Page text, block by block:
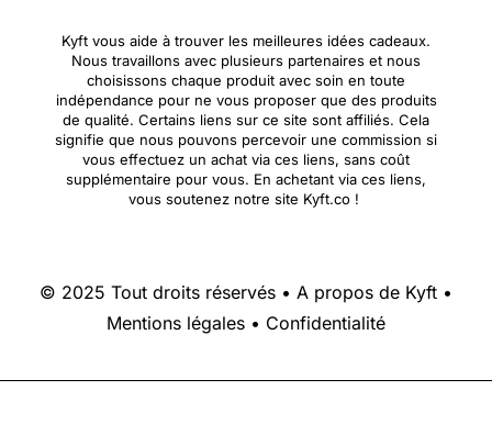
Kyft vous aide à trouver les meilleures idées cadeaux.
Nous travaillons avec plusieurs partenaires et nous
choisissons chaque produit avec soin en toute
indépendance pour ne vous proposer que des produits
de qualité. Certains liens sur ce site sont affiliés. Cela
signifie que nous pouvons percevoir une commission si
vous effectuez un achat via ces liens, sans coût
supplémentaire pour vous. En achetant via ces liens,
vous soutenez notre site Kyft.co !
© 2025 Tout droits réservés • A propos de Kyft •
Mentions légales • Confidentialité